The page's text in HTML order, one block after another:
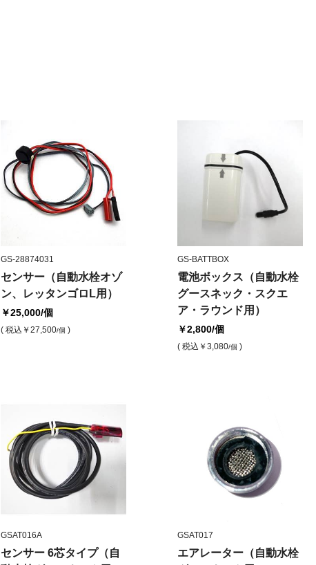
GS-28874031
センサー（自動水栓オゾ
ン、レッタンゴロL用）
￥25,000/個
( 税込 ￥27,500/個 )
GS-BATTBOX
電池ボックス（自動水栓
グースネック・スクエ
ア・ラウンド用）
￥2,800/個
( 税込 ￥3,080/個 )
GSAT016A
センサー 6芯タイプ（自
GSAT017
エアレーター（自動水栓